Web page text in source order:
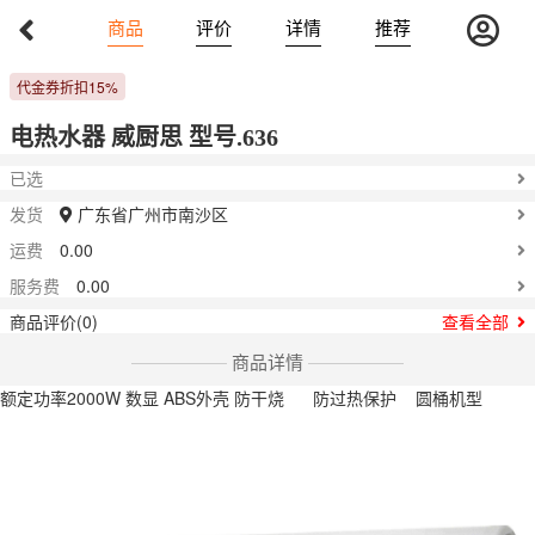
商品 评价 详情 推荐
Previous
￥322-472
代金券折扣15%
电热水器 威厨思 型号.636
已选
发货
广东省广州市南沙区
运费
0.00
服务费
0.00
商品评价(0)
查看全部
商品详情
额定功率2000W 数显 ABS外壳 防干烧 防过热保护 圆桶机型